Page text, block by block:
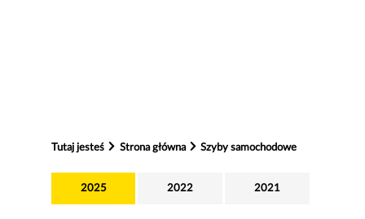
Tutaj jesteś Strona główna Szyby samochodowe
2025 2022 2021